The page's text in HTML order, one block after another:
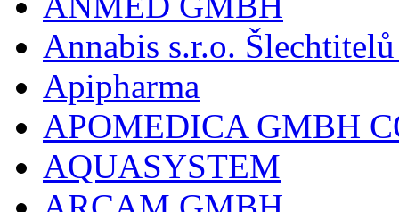
Annabis s.r.o.
Apipharma
APOMEDICA GMBH
AQUASYSTEM